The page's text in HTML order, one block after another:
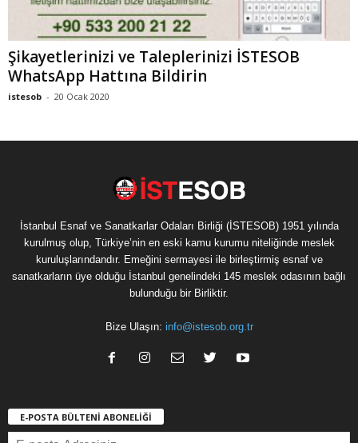
Şikayetlerinizi ve Taleplerinizi İSTESOB
WhatsApp Hattına Bildirin
istesob - 20 Ocak 2020
İstanbul Esnaf ve Sanatkarlar Odaları Birliği (İSTESOB) 1951 yılında
kurulmuş olup, Türkiye’nin en eski kamu kurumu niteliğinde meslek
kuruluşlarındandır. Emeğini sermayesi ile birleştirmiş esnaf ve
sanatkarların üye olduğu İstanbul genelindeki 145 meslek odasının bağlı
bulunduğu bir Birliktir.
Bize Ulaşın: info@istesob.org.tr
E-POSTA BÜLTENİ ABONELİĞİ